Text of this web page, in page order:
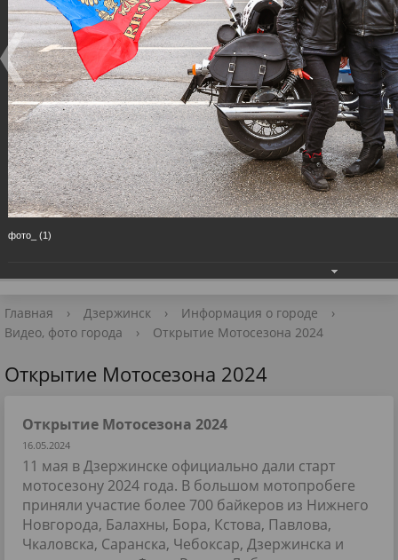
606000 Нижегородская область, г. Дзержинск,
пл. Дзержинского, д. 1
Приёмная Главы
+7 (8313) 27-98-10
Главная › Дзержинск › Информация о городе
›
Видео, фото города
› Открытие Мотосезона 2024
Открытие Мотосезона 2024
Открытие Мотосезона 2024
16.05.2024
11 мая в Дзержинске официально дали старт
мотосезону 2024 года. В большом мотопробеге
приняли участие более 700 байкеров из Нижнего
Новгорода, Балахны, Бора, Кстова, Павлова,
Чкаловска, Саранска, Чебоксар, Дзержинска и
фото_ (1)